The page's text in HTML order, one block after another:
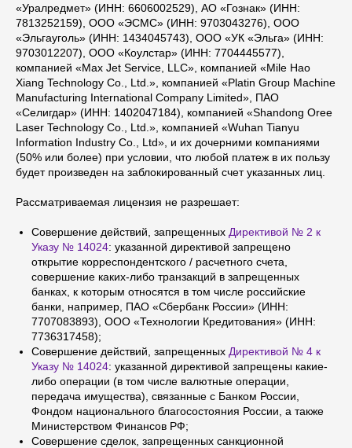
«Уралредмет» (ИНН: 6606002529), АО «Гознак» (ИНН:
7813252159), ООО «ЭСМС» (ИНН: 9703043276), ООО
«Эльгауголь» (ИНН: 1434045743), ООО «УК «Эльга» (ИНН:
9703012207), ООО «Коулстар» (ИНН: 7704445577),
компанией «Max Jet Service, LLC», компанией «Mile Hao
Xiang Technology Co., Ltd.», компанией «Platin Group Machine
Manufacturing International Company Limited», ПАО
«Селигдар» (ИНН: 1402047184), компанией «Shandong Oree
Laser Technology Co., Ltd.», компанией «Wuhan Tianyu
Information Industry Co., Ltd», и их дочерними компаниями
(50% или более) при условии, что любой платеж в их пользу
будет произведен на заблокированный счет указанных лиц.
Рассматриваемая лицензия не разрешает:
Совершение действий, запрещенных Директивой № 2 к
Указу № 14024: указанной директивой запрещено
открытие корреспондентского / расчетного счета,
совершение каких-либо транзакций в запрещенных
банках, к которым относятся в том числе российские
банки, например, ПАО «Сбербанк России» (ИНН:
7707083893), ООО «Технологии Кредитования» (ИНН:
7736317458);
Совершение действий, запрещенных Директивой № 4 к
Указу № 14024: указанной директивой запрещены какие-
либо операции (в том числе валютные операции,
передача имущества), связанные с Банком России,
Фондом национального благосостояния России, а также
Министерством Финансов РФ;
Совершение сделок, запрещенных санкционной